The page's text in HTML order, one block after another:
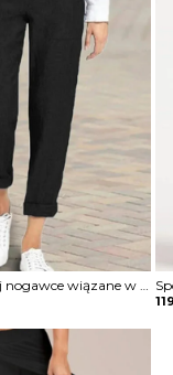
Spodnie o prostej nogawce wiązane w pasie